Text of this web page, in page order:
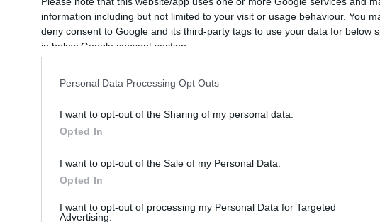
information including but not limited to your visit or usage behaviour. You
deny consent to Google and its third-party tags to use your data for below
in below Google consent section.
Personal Data Processing Opt Outs
I want to opt-out of the Sharing of my personal data.
Opted In
I want to opt-out of the Sale of my Personal Data.
Opted In
I want to opt-out of processing my Personal Data for Targeted
Advertising.